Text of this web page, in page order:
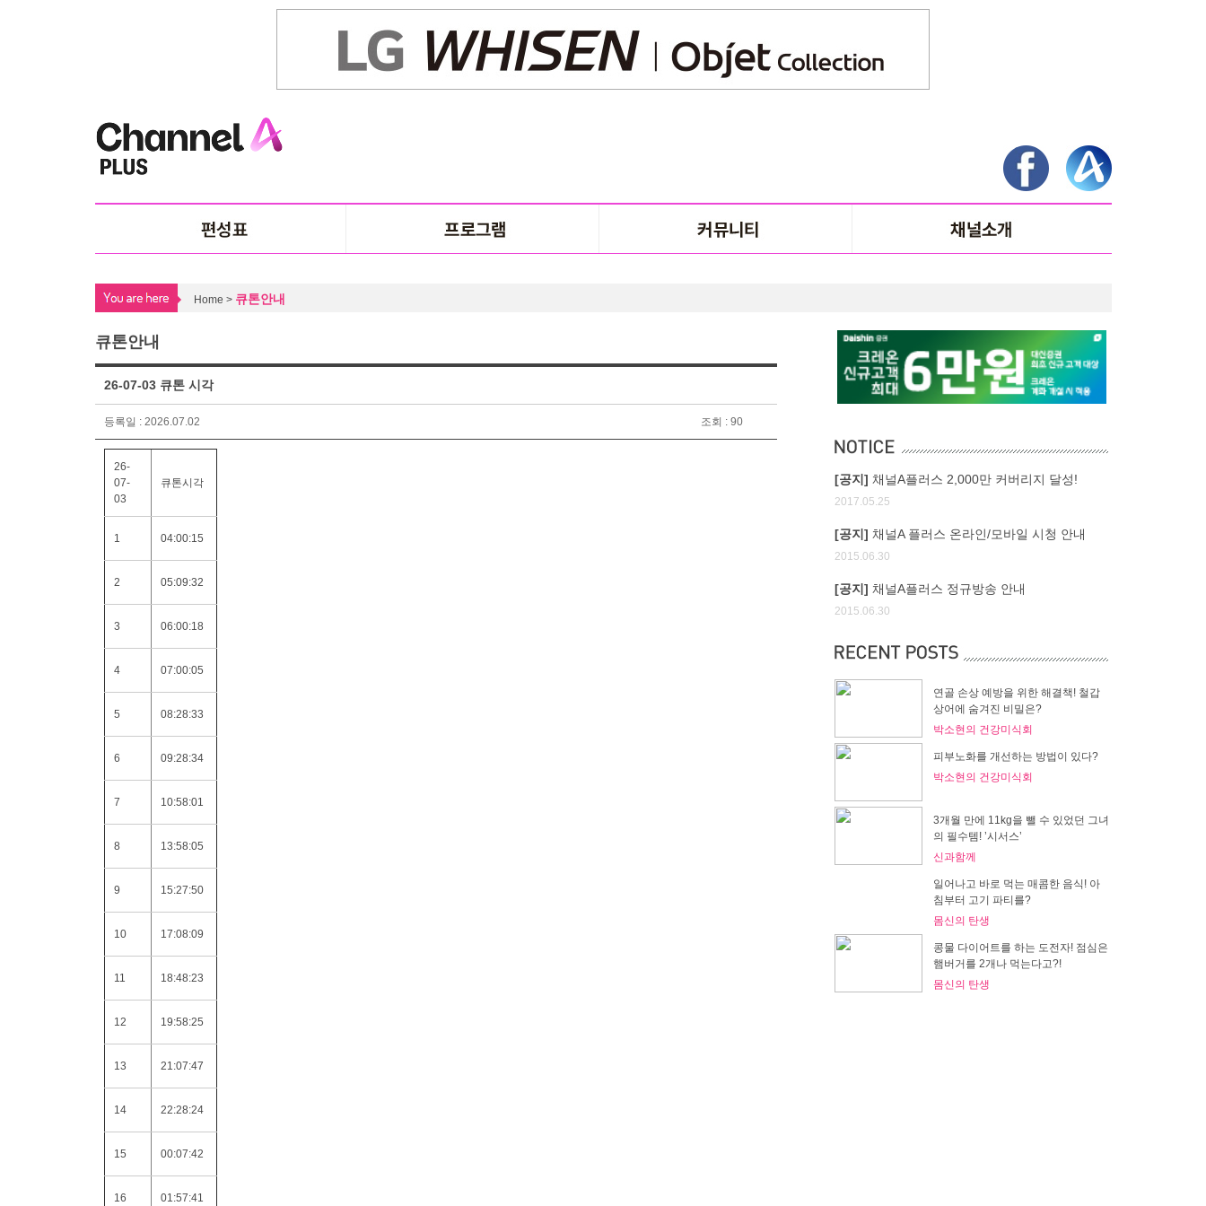
Home > 큐톤안내
큐톤안내
26-07-03 큐톤 시각
등록일 : 2026.07.02 조회 : 90
26-
07-
03
큐톤시각
1 04:00:15
2 05:09:32
3 06:00:18
4 07:00:05
5 08:28:33
6 09:28:34
7 10:58:01
8 13:58:05
9 15:27:50
10 17:08:09
11 18:48:23
12 19:58:25
13 21:07:47
14 22:28:24
15 00:07:42
16 01:57:41
[공지] 채널A플러스 2,000만 커버리지 달성!
2017.05.25
[공지] 채널A 플러스 온라인/모바일 시청 안내
2015.06.30
[공지] 채널A플러스 정규방송 안내
2015.06.30
연골 손상 예방을 위한 해결책! 철갑
상어에 숨겨진 비밀은?
박소현의 건강미식회
피부노화를 개선하는 방법이 있다?
박소현의 건강미식회
3개월 만에 11kg을 뺄 수 있었던 그녀
의 필수템! ’시서스’
신과함께
일어나고 바로 먹는 매콤한 음식! 아
침부터 고기 파티를?
몸신의 탄생
콩물 다이어트를 하는 도전자! 점심은
햄버거를 2개나 먹는다고?!
몸신의 탄생